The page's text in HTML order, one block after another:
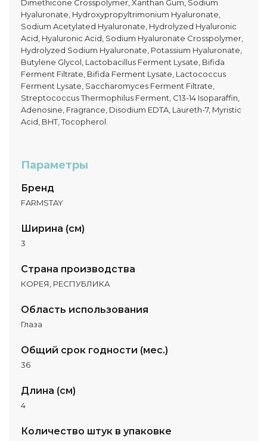
Dimethicone Crosspolymer, Xanthan Gum, Sodium
Hyaluronate, Hydroxypropyltrimonium Hyaluronate,
Sodium Acetylated Hyaluronate, Hydrolyzed Hyaluronic
Acid, Hyaluronic Acid, Sodium Hyaluronate Crosspolymer,
Hydrolyzed Sodium Hyaluronate, Potassium Hyaluronate,
Butylene Glycol, Lactobacillus Ferment Lysate, Bifida
Ferment Filtrate, Bifida Ferment Lysate, Lactococcus
Ferment Lysate, Saccharomyces Ferment Filtrate,
Streptococcus Thermophilus Ferment, C13-14 Isoparaffin,
Adenosine, Fragrance, Disodium EDTA, Laureth-7, Myristic
Acid, BHT, Tocopherol.
Параметры
Бренд
FARMSTAY
Ширина (см)
3
Страна производства
КОРЕЯ, РЕСПУБЛИКА
Область использования
Глаза
Общий срок годности (мес.)
36
Длина (см)
4
Количество штук в упаковке